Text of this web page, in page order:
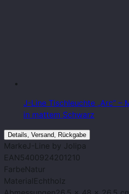
J-Line Tischleuchte „Arc“ –
in mattem Schwarz
Details, Versand, Rückgabe
MarkeJ-Line by Jolipa
EAN 5400924201210
FarbeNatur
Material Echtholz